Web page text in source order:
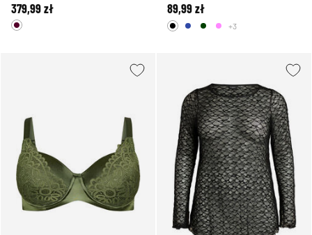
379,99 zł 89,99 zł
+3